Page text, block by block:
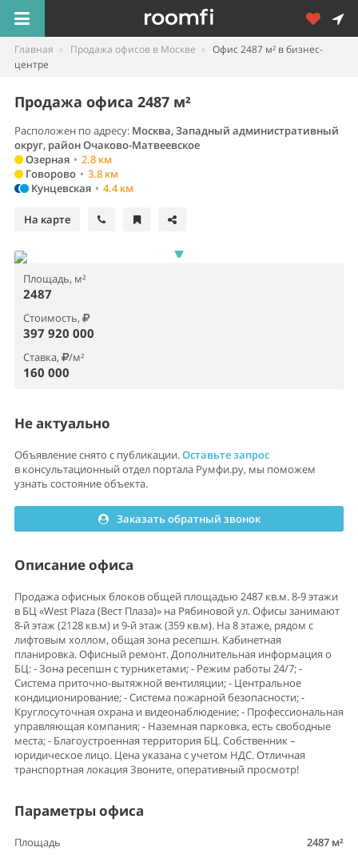
Главная Продажа офисов в Москве
Офис 2487 м² в бизнес-
центре
Продажа офиса 2487 м²
Расположен по адресу: Москва, Западный административный
округ, район Очаково-Матвеевское
Озерная • 2.8 км
Говорово • 3.8 км
Кунцевская • 4.4 км
На карте
Площадь, м²
2487
Стоимость,
397 920 000
Ставка, /м²
160 000
Не актуально
Объявление снято с публикации.Оставьте запрос
в консультационный отдел портала Румфи.ру, мы поможем
узнать состояние объекта.
Заказать обратный звонок
Описание офиса
Продажа офисных блоков общей площадью 2487 кв.м. 8-9 этажи
в БЦ «West Plaza (Вест Плаза)» на Рябиновой ул. Офисы занимают
8-й этаж (2128 кв.м) и 9-й этаж (359 кв.м). На 8 этаже, рядом с
лифтовым холлом, общая зона ресепшн. Кабинетная
планировка. Офисный ремонт. Дополнительная информация о
БЦ: - Зона ресепшн с турникетами; - Режим работы 24/7; -
Система приточно-вытяжной вентиляции; - Центральное
кондиционирование; - Система пожарной безопасности; -
Круглосуточная охрана и видеонаблюдение; - Профессиональная
управляющая компания; - Наземная парковка, есть свободные
места; - Благоустроенная территория БЦ. Собственник –
юридическое лицо. Цена указана с учетом НДС. Отличная
транспортная локация Звоните, оперативный просмотр!
Параметры офиса
Площадь 2487 м²